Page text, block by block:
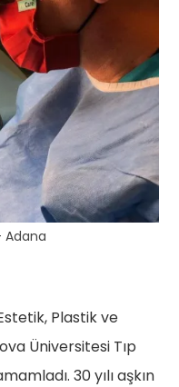
Adana
Plastik ve
Üniversitesi Tıp
30 yılı aşkın